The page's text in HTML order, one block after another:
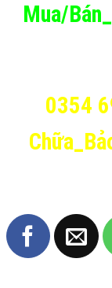
Mua/
0354